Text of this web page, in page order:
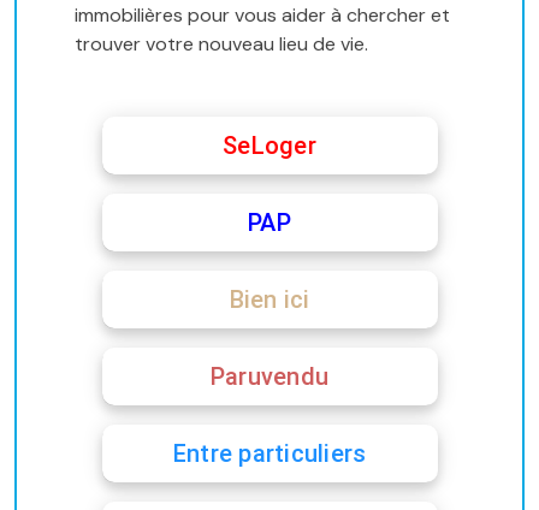
immobilières pour vous aider à chercher et
trouver votre nouveau lieu de vie.
SeLoger
PAP
Bien ici
Paruvendu
Entre particuliers